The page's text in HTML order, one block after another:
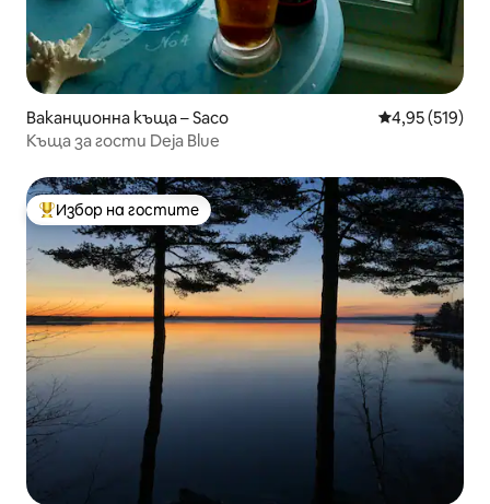
Ваканционна къща – Saco Средна
4,95 (519)
Къща за гости Deja Blue
Най-популярен избор на гостите
Избор на гостите